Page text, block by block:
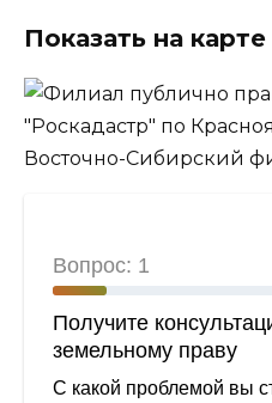
Показать на карте